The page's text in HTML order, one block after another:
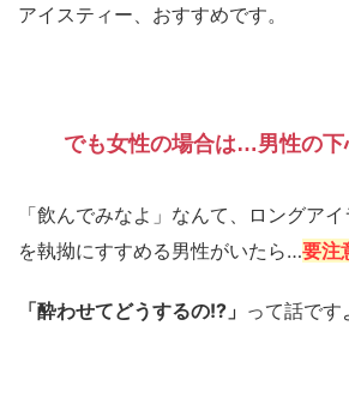
アイスティー、おすすめです。
でも女性の場合は…男性の下
「飲んでみなよ」なんて、ロングア
を執拗にすすめる男性がいたら…要注
「酔わせてどうするの!?」 って話です